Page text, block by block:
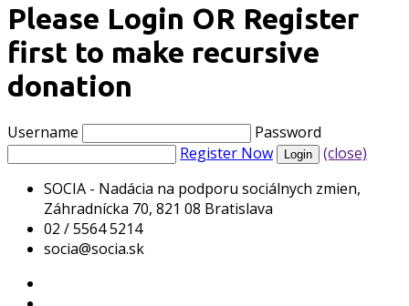
Please Login OR Register
first to make recursive
donation
Username
Password
Register Now
(close)
SOCIA - Nadácia na podporu sociálnych zmien,
Záhradnícka 70, 821 08 Bratislava
02 / 5564 5214
socia@socia.sk